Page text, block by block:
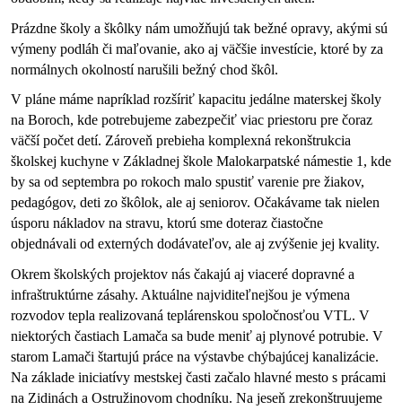
Prázdne školy a škôlky nám umožňujú tak bežné opravy, akými sú
výmeny podláh či maľovanie, ako aj väčšie investície, ktoré by za
normálnych okolností narušili bežný chod škôl.
V pláne máme napríklad rozšíriť kapacitu jedálne materskej školy
na Boroch, kde potrebujeme zabezpečiť viac priestoru pre čoraz
väčší počet detí. Zároveň prebieha komplexná rekonštrukcia
školskej kuchyne v Základnej škole Malokarpatské námestie 1, kde
by sa od septembra po rokoch malo spustiť varenie pre žiakov,
pedagógov, deti zo škôlok, ale aj seniorov. Očakávame tak nielen
úsporu nákladov na stravu, ktorú sme doteraz čiastočne
objednávali od externých dodávateľov, ale aj zvýšenie jej kvality.
Okrem školských projektov nás čakajú aj viaceré dopravné a
infraštruktúrne zásahy. Aktuálne najviditeľnejšou je výmena
rozvodov tepla realizovaná teplárenskou spoločnosťou VTL. V
niektorých častiach Lamača sa bude meniť aj plynové potrubie. V
starom Lamači štartujú práce na výstavbe chýbajúcej kanalizácie.
Na základe iniciatívy mestskej časti začalo hlavné mesto s prácami
na Zidinách a Ostružinovom chodníku. Na jeseň zrekonštruujeme